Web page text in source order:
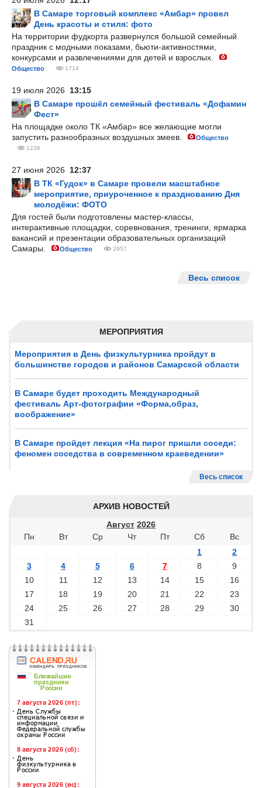
МЕРОПРИЯТИЯ
Мероприятия в День физкультурника пройдут в
большинстве городов и районов Самарской области
В Самаре будет проходить Международный
фестиваль Арт-фотографии «Форма,образ,
воображение»
В Самаре пройдет лекция «На пирог пришли соседи:
феномен соседства в современном краеведении»
Весь список
АРХИВ НОВОСТЕЙ
Август 2026
Пн
Вт Ср Чт Пт Сб
Вс
1
2
3
4 5 6 7 8
9
10
11 12 13 14 15
16
17
18 19 20 21 22
23
24
25 26 27 28 29
30
31
В Самаре торговый комплекс «Амбар» провел
День красоты и стиля: фото
На территории фудкорта развернулся большой семейный
праздник с модными показами, бьюти-активностями,
конкурсами и развлечениями для детей и взрослых.
Общество 1714
19 июля 2026 13:15
В Самаре прошёл семейный фестиваль «Дофамин
Фест»
На площадке около ТК «Амбар» все желающие могли
запустить разнообразных воздушных змеев.
Общество
1236
27 июня 2026 12:37
В ТК «Гудок» в Самаре провели масштабное
мероприятие, приуроченное к празднованию Дня
молодёжи: ФОТО
Для гостей были подготовлены мастер-классы,
интерактивные площадки, соревнования, тренинги, ярмарка
вакансий и презентации образовательных организаций
Самары.
Общество 2957
Весь список